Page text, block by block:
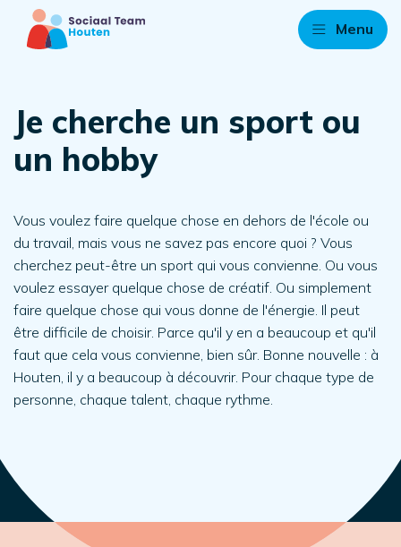
Menu
Je cherche un sport ou
un hobby
Vous voulez faire quelque chose en dehors de l'école ou
du travail, mais vous ne savez pas encore quoi ? Vous
cherchez peut-être un sport qui vous convienne. Ou vous
voulez essayer quelque chose de créatif. Ou simplement
faire quelque chose qui vous donne de l'énergie. Il peut
être difficile de choisir. Parce qu'il y en a beaucoup et qu'il
faut que cela vous convienne, bien sûr. Bonne nouvelle : à
Houten, il y a beaucoup à découvrir. Pour chaque type de
personne, chaque talent, chaque rythme.